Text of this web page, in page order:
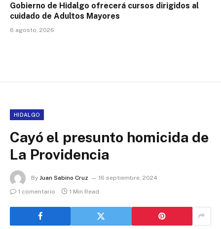
Gobierno de Hidalgo ofrecerá cursos dirigidos al
cuidado de Adultos Mayores
6 agosto, 2026
HIDALGO
Cayó el presunto homicida de
La Providencia
By Juan Sabino Cruz
16 septiembre, 2024
1 comentario
1 Min Read